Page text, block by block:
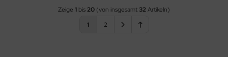
Zeige 1 bis20 (von insgesamt 32Artikeln)
1
2